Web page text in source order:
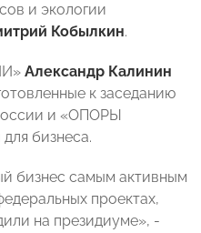
и экологии
Кобылкин.
Александр Калинин
к заседанию
и «ОПОРЫ
бизнеса.
бизнес самым активным
проектах,
на президиуме», -